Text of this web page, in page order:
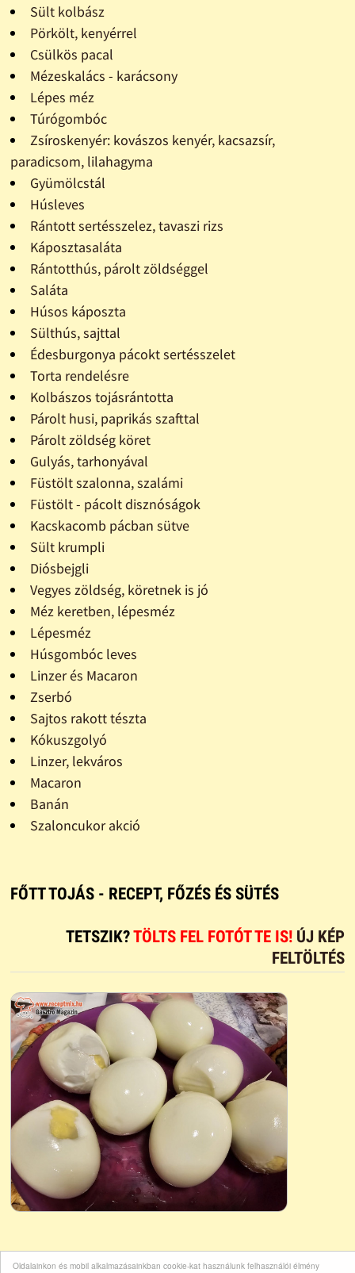
Oldalainkon és mobil alkalmazásainkban cookie-kat használunk felhasználói élmény
Sült kolbász
Pörkölt, kenyérrel
Csülkös pacal
Mézeskalács - karácsony
Lépes méz
Túrógombóc
Zsíroskenyér: kovászos kenyér, kacsazsír,
paradicsom, lilahagyma
Gyümölcstál
Húsleves
Rántott sertésszelez, tavaszi rizs
Káposztasaláta
Rántotthús, párolt zöldséggel
Saláta
Húsos káposzta
Sülthús, sajttal
Édesburgonya pácokt sertésszelet
Torta rendelésre
Kolbászos tojásrántotta
Párolt husi, paprikás szafttal
Párolt zöldség köret
Gulyás, tarhonyával
Füstölt szalonna, szalámi
Füstölt - pácolt disznóságok
Kacskacomb pácban sütve
Sült krumpli
Diósbejgli
Vegyes zöldség, köretnek is jó
Méz keretben, lépesméz
Lépesméz
Húsgombóc leves
Linzer és Macaron
Zserbó
Sajtos rakott tészta
Kókuszgolyó
Linzer, lekváros
Macaron
Banán
Szaloncukor akció
FŐTT TOJÁS - RECEPT, FŐZÉS ÉS SÜTÉS
TETSZIK?TÖLTS FEL FOTÓT TE IS! ÚJ KÉP
FELTÖLTÉS